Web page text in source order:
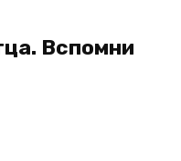
Вспомни